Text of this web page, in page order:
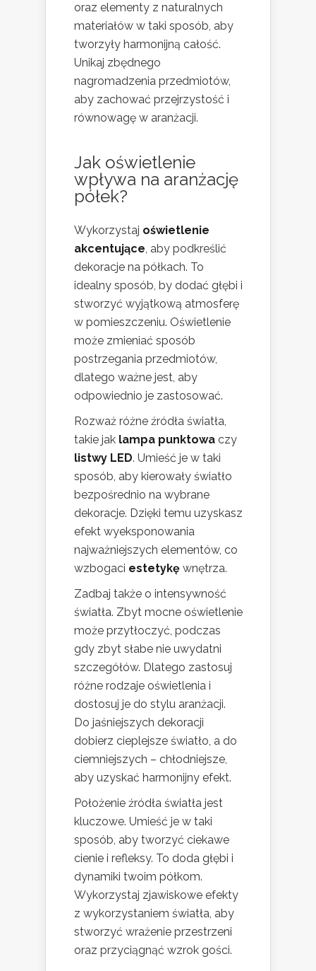
oraz elementy z naturalnych
materiałów w taki sposób, aby
tworzyły harmonijną całość.
Unikaj zbędnego
nagromadzenia przedmiotów,
aby zachować przejrzystość i
równowagę w aranżacji.
Jak oświetlenie
wpływa na aranżację
półek?
Wykorzystaj oświetlenie
akcentujące, aby podkreślić
dekoracje na półkach. To
idealny sposób, by dodać głębi i
stworzyć wyjątkową atmosferę
w pomieszczeniu. Oświetlenie
może zmieniać sposób
postrzegania przedmiotów,
dlatego ważne jest, aby
odpowiednio je zastosować.
Rozważ różne źródła światła,
takie jak lampa punktowa czy
listwy LED. Umieść je w taki
sposób, aby kierowały światło
bezpośrednio na wybrane
dekoracje. Dzięki temu uzyskasz
efekt wyeksponowania
najważniejszych elementów, co
wzbogaci estetykę wnętrza.
Zadbaj także o intensywność
światła. Zbyt mocne oświetlenie
może przytłoczyć, podczas
gdy zbyt słabe nie uwydatni
szczegółów. Dlatego zastosuj
różne rodzaje oświetlenia i
dostosuj je do stylu aranżacji.
Do jaśniejszych dekoracji
dobierz cieplejsze światło, a do
ciemniejszych – chłodniejsze,
aby uzyskać harmonijny efekt.
Położenie źródła światła jest
kluczowe. Umieść je w taki
sposób, aby tworzyć ciekawe
cienie i refleksy. To doda głębi i
dynamiki twoim półkom.
Wykorzystaj zjawiskowe efekty
z wykorzystaniem światła, aby
stworzyć wrażenie przestrzeni
oraz przyciągnąć wzrok gości.